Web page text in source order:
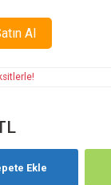
Al
Ekle